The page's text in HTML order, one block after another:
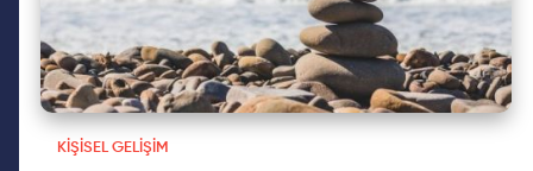
KIŞISEL GELIŞIM